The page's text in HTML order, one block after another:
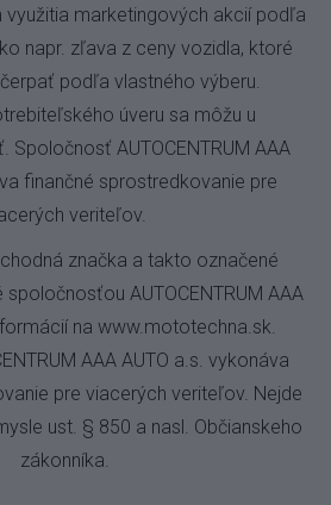
marketingových akcií podľa
napr. zľava z ceny vozidla, ktoré
podľa vlastného výberu.
úveru sa môžu u
Spoločnosť AUTOCENTRUM AAA
finančné sprostredkovanie pre
veriteľov.
značka a takto označené
AUTOCENTRUM AAA
na www.mototechna.sk.
AAA AUTO a.s. vykonáva
pre viacerých veriteľov. Nejde
ust. § 850 a nasl. Občianskeho
zákonníka.